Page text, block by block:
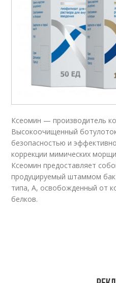
Ксеомин — производитель
Высокоочищенный
безопасностью и
коррекции мимических
Ксеомин предоставляет
продуцируемый штаммом
типа, А, освобожденный от
белков.